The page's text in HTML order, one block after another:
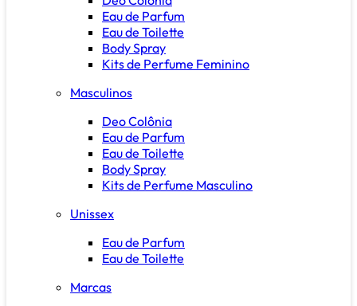
Eau de Parfum
Eau de Toilette
Body Spray
Kits de Perfume Feminino
Masculinos
Deo Colônia
Eau de Parfum
Eau de Toilette
Body Spray
Kits de Perfume Masculino
Unissex
Eau de Parfum
Eau de Toilette
Marcas